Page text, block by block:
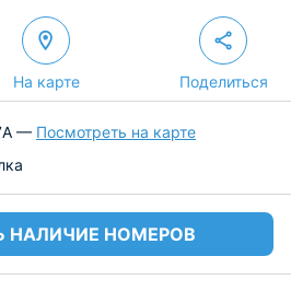
На карте Поделиться
— Посмотреть на карте
НАЛИЧИЕ НОМЕРОВ